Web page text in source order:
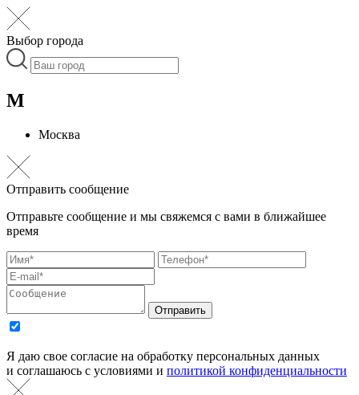
Выбор города
М
Москва
Отправить сообщение
Отправьте сообщение и мы свяжемся с вами в ближайшее
время
Отправить
Я даю свое согласие на обработку персональных данных
и соглашаюсь с условиями и политикой конфиденциальности